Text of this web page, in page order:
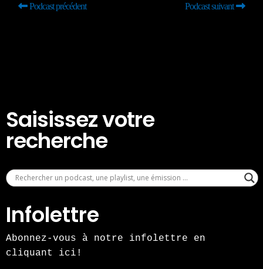
Podcast précédent Podcast suivant
Saisissez votre
recherche
Infolettre
Abonnez-vous à notre infolettre en
cliquant ici!